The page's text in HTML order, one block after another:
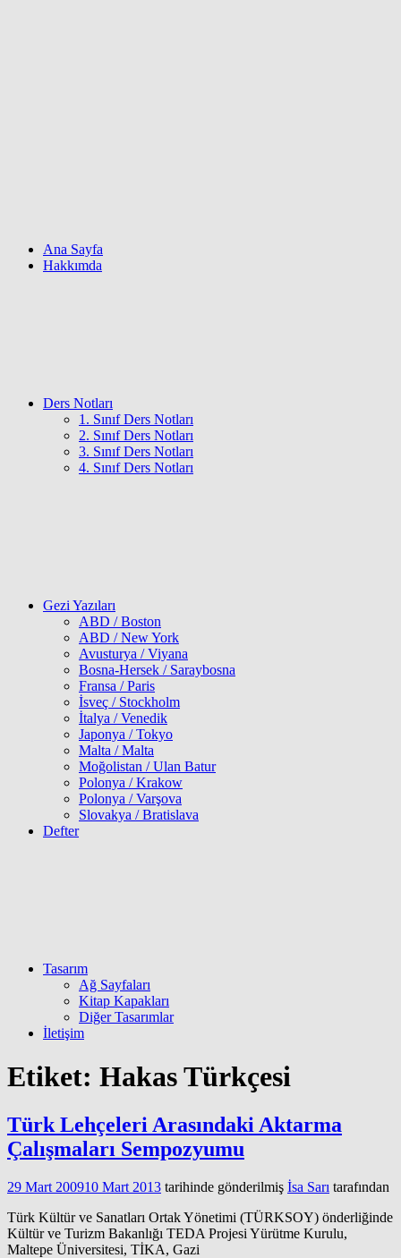
Ana Sayfa
Hakkımda
Ders Notları
1. Sınıf Ders Notları
2. Sınıf Ders Notları
3. Sınıf Ders Notları
4. Sınıf Ders Notları
Gezi Yazıları
ABD / Boston
ABD / New York
Avusturya / Viyana
Bosna-Hersek / Saraybosna
Fransa / Paris
İsveç / Stockholm
İtalya / Venedik
Japonya / Tokyo
Malta / Malta
Moğolistan / Ulan Batur
Polonya / Krakow
Polonya / Varşova
Slovakya / Bratislava
Defter
Tasarım
Ağ Sayfaları
Kitap Kapakları
Diğer Tasarımlar
İletişim
Etiket: Hakas Türkçesi
Türk Lehçeleri Arasındaki Aktarma
Çalışmaları Sempozyumu
29 Mart 200910 Mart 2013 tarihinde gönderilmiş İsa Sarı tarafından
Türk Kültür ve Sanatları Ortak Yönetimi (TÜRKSOY) önderliğinde
Kültür ve Turizm Bakanlığı TEDA Projesi Yürütme Kurulu,
Maltepe Üniversitesi, TİKA, Gazi